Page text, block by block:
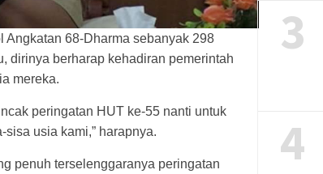
Angkatan 68-Dharma sebanyak 298
dirinya berharap kehadiran pemerintah
mereka.
peringatan HUT ke-55 nanti untuk
usia kami,” harapnya.
penuh terselenggaranya peringatan
3
4